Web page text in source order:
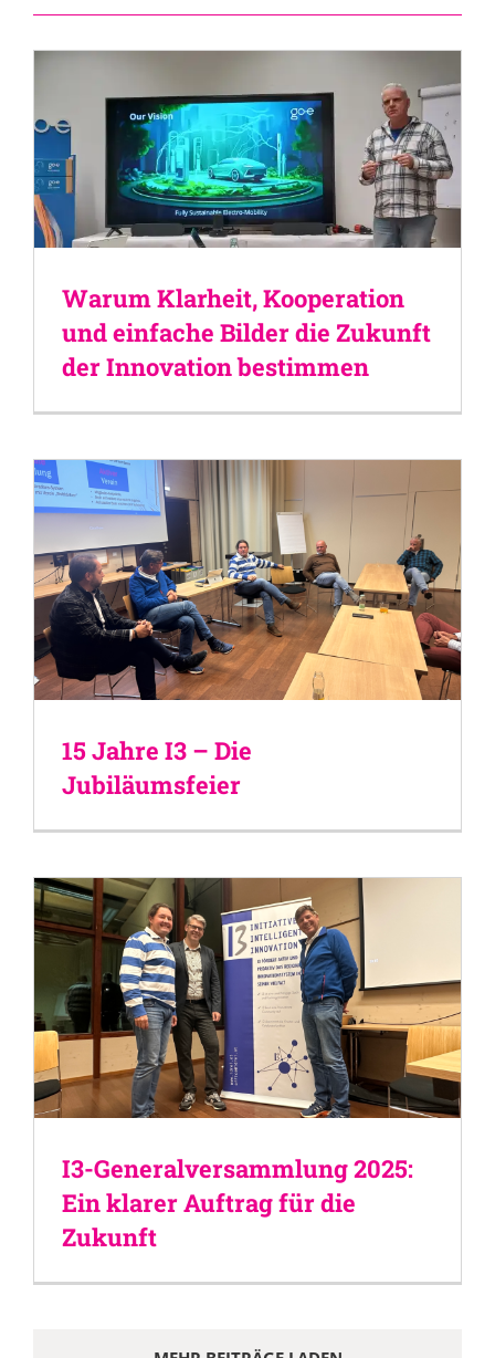
Warum Klarheit, Kooperation
und einfache Bilder die Zukunft
der Innovation bestimmen
15 Jahre I3 – Die
Jubiläumsfeier
I3-Generalversammlung 2025:
Ein klarer Auftrag für die
Zukunft